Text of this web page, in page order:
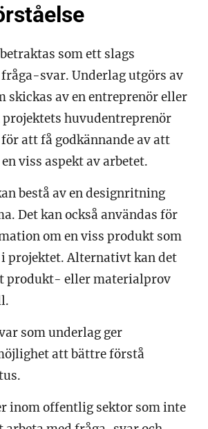
som ett slags
svar. Underlag utgörs av
skickas av en entreprenör eller
huvudentreprenör
att få godkännande av att
viss aspekt av arbetet.
bestå av en designritning
Det kan också användas för
om en viss produkt som
i projektet. Alternativt kan det
produkt- eller materialprov
som underlag ger
att bättre förstå
inom offentlig sektor som inte